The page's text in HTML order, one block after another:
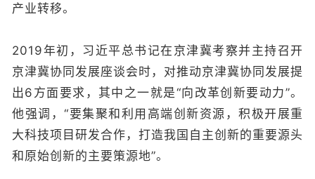
产业转移。
2019年初，习近平总书记在京津冀考察并主持召开
京津冀协同发展座谈会时，对推动京津冀协同发展提
出6方面要求，其中之一就是“向改革创新要动力”。
他强调，“要集聚和利用高端创新资源，积极开展重
大科技项目研发合作，打造我国自主创新的重要源头
和原始创新的主要策源地”。